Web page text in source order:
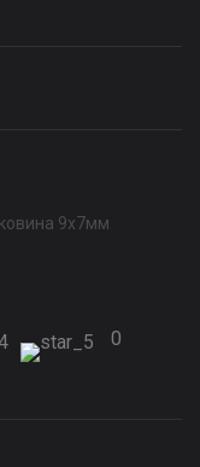
9x7мм
0